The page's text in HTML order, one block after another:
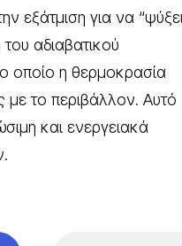
εξάτμιση για να
αδιαβατικού
οποίο η θερμοκρασία
με το περιβάλλον. Αυτό
και ενεργειακά